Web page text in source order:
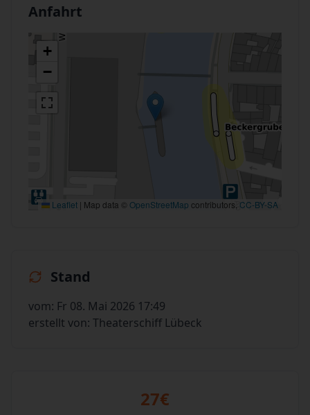
Anfahrt
+
−
Leaflet | Map data © OpenStreetMap contributors, CC-BY-SA
Stand
vom: Fr 08. Mai 2026 17:49
erstellt von: Theaterschiff Lübeck
27€